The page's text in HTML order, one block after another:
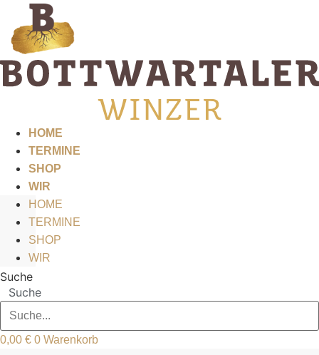
Inhalt
springen
HOME
TERMINE
SHOP
WIR
HOME
TERMINE
SHOP
WIR
Suche
Suche
0,00 € 0 Warenkorb